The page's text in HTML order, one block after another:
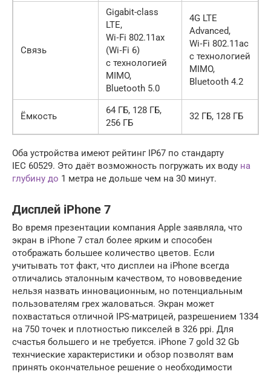
Связь
Gigabit-class
LTE,
Wi‑Fi 802.11ax
(Wi‑Fi 6)
с технологией
MIMO,
Bluetooth 5.0
4G LTE
Advanced,
Wi‑Fi 802.11ac
с технологией
MIMO,
Bluetooth 4.2
Ёмкость
64 ГБ, 128 ГБ,
256 ГБ
32 ГБ, 128 ГБ
Оба устройства имеют рейтинг IP67 по стандарту
IEC 60529. Это даёт возможность погружать их воду на
глубину до 1 метра не дольше чем на 30 минут.
Дисплей iPhone 7
Во время презентации компания Apple заявляла, что
экран в iPhone 7 стал более ярким и способен
отображать большее количество цветов. Если
учитывать тот факт, что дисплеи на iPhone всегда
отличались эталонным качеством, то нововведение
нельзя назвать инновационным, но потенциальным
пользователям грех жаловаться. Экран может
похвастаться отличной IPS-матрицей, разрешением 1334
на 750 точек и плотностью пикселей в 326 ppi. Для
счастья большего и не требуется. iPhone 7 gold 32 Gb
технчиеские характеристики и обзор позволят вам
принять окончательное решение о необходимости